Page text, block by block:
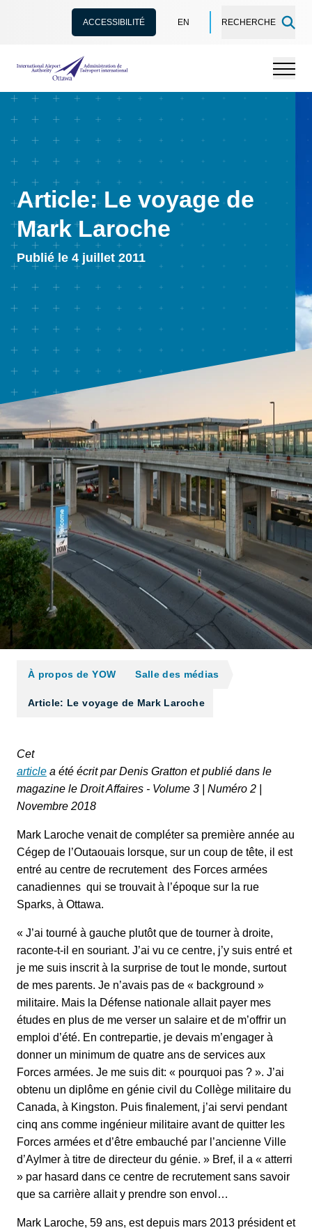
ACCESSIBILITÉ EN RECHERCHE
Administration de l’aéroport international d'Ottawa
Menu
Article: Le voyage de
Mark Laroche
Publié le 4 juillet 2011
À propos de YOW Salle des médias
Article: Le voyage de Mark Laroche
Cet
article a été écrit par Denis Gratton et publié dans le
magazine le Droit Affaires - Volume 3 | Numéro 2 |
Novembre 2018
Mark Laroche venait de compléter sa première année au
Cégep de l’Outaouais lorsque, sur un coup de tête, il est
entré au centre de recrutement des Forces armées
canadiennes qui se trouvait à l’époque sur la rue
Sparks, à Ottawa.
« J’ai tourné à gauche plutôt que de tourner à droite,
raconte-t-il en souriant. J’ai vu ce centre, j’y suis entré et
je me suis inscrit à la surprise de tout le monde, surtout
de mes parents. Je n’avais pas de « background »
militaire. Mais la Défense nationale allait payer mes
études en plus de me verser un salaire et de m’offrir un
emploi d’été. En contrepartie, je devais m’engager à
donner un minimum de quatre ans de services aux
Forces armées. Je me suis dit: « pourquoi pas ? ». J’ai
obtenu un diplôme en génie civil du Collège militaire du
Canada, à Kingston. Puis finalement, j’ai servi pendant
cinq ans comme ingénieur militaire avant de quitter les
Forces armées et d’être embauché par l’ancienne Ville
d’Aylmer à titre de directeur du génie. » Bref, il a « atterri
» par hasard dans ce centre de recrutement sans savoir
que sa carrière allait y prendre son envol…
Mark Laroche, 59 ans, est depuis mars 2013 président et